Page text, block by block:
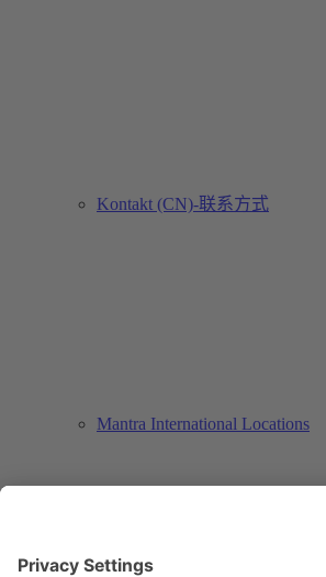
Kontakt (CN)-联系方式
Mantra International Locations